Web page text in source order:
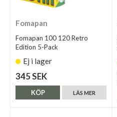
Fomapan
Fomapan 100 120 Retro
Edition 5-Pack
Ej i lager
345 SEK
LÄS MER
KÖP